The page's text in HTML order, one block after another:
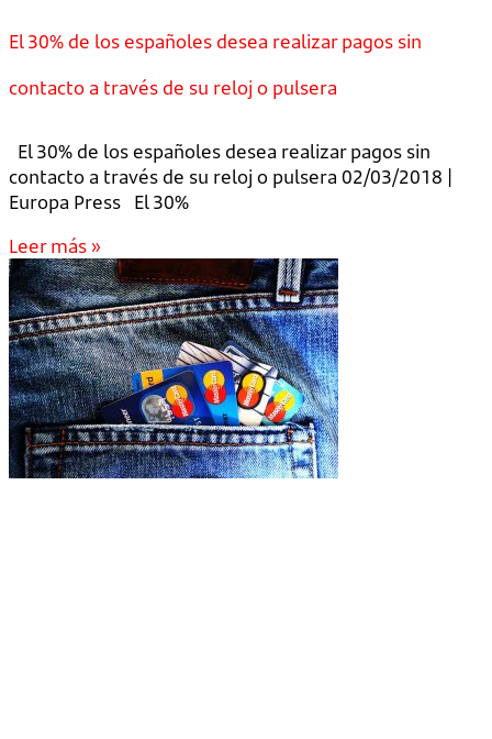
El 30% de los españoles desea realizar pagos sin
contacto a través de su reloj o pulsera
El 30% de los españoles desea realizar pagos sin
contacto a través de su reloj o pulsera 02/03/2018 |
Europa Press El 30%
Leer más »